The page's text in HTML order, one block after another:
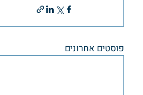
פוסטים אחרונים